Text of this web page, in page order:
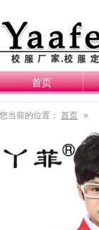
首页
您当前的位置： 首页 »